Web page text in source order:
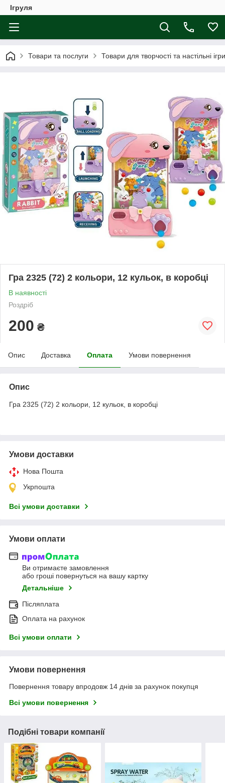
Ігруля
Товари та послуги Товари для творчості та настільні ігри
Гра 2325 (72) 2 кольори, 12 кульок, в коробці
В наявності
Роздріб
200 ₴
Опис Доставка Оплата Умови повернення
Опис
Гра 2325 (72) 2 кольори, 12 кульок, в коробці
Умови доставки
Нова Пошта
Укрпошта
Всі умови доставки
Умови оплати
Ви отримаєте замовлення
або гроші повернуться на вашу картку
Детальніше
Післяплата
Оплата на рахунок
Всі умови оплати
Умови повернення
Повернення товару впродовж 14 днів за рахунок покупця
Всі умови повернення
Подібні товари компанії